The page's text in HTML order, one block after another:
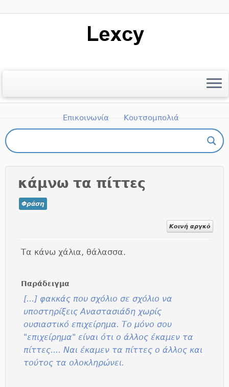
Αρχική Ποιοι είμαστε Βιβλιογραφία
Επικοινωνία Κουτσομπολιά
κάμνω τα πίττες
Φράση
Κοινή αργκό
Τα κάνω χάλια, θάλασσα.
Παράδειγμα
[...] φακκάς που σχόλιο σε σχόλιο να
υποστηρίξεις Αναστασιάδη χωρίς
ουσιαστικό επιχείρημα. Το μόνο σου
"επιχείρημα" είναι ότι ο άλλος έκαμεν τα
πίττες.... Ναι έκαμεν τα πίττες ο άλλος και
τούτος τα ολοκληρώνει.